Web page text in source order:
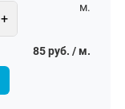
+
м.
85 руб. / м.